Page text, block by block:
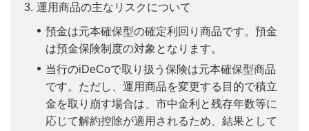
運用商品の主なリスクについて
預金は元本確保型の確定利回り商品です。預金
は預金保険制度の対象となります。
当行のiDeCoで取り扱う保険は元本確保型商品
です。ただし、運用商品を変更する目的で積立
金を取り崩す場合は、市中金利と残存年数等に
応じて解約控除が適用されるため、結果として